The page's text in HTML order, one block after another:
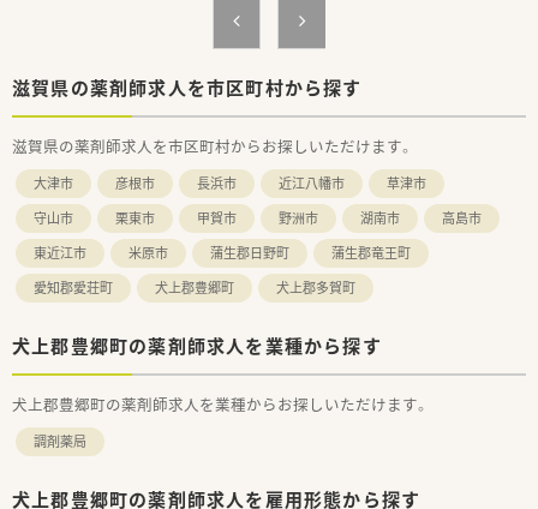
滋賀県の薬剤師求人を市区町村から探す
滋賀県の薬剤師求人を市区町村からお探しいただけます。
大津市 彦根市 長浜市 近江八幡市
草津市
守山市
栗東市 甲賀市 野洲市 湖南市
高島市
東近江市
米原市 蒲生郡日野町
蒲生郡竜王町
愛知郡愛荘町
犬上郡豊郷町 犬上郡多賀町
犬上郡豊郷町の薬剤師求人を業種から探す
犬上郡豊郷町の薬剤師求人を業種からお探しいただけます。
調剤薬局
犬上郡豊郷町の薬剤師求人を雇用形態から探す